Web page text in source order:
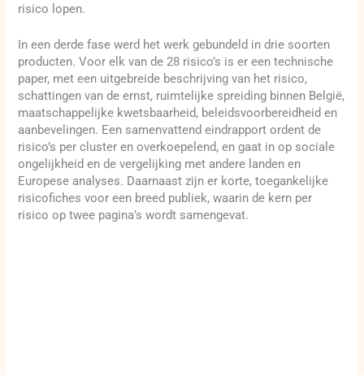
risico lopen.
In een derde fase werd het werk gebundeld in drie soorten
producten. Voor elk van de 28 risico’s is er een technische
paper, met een uitgebreide beschrijving van het risico,
schattingen van de ernst, ruimtelijke spreiding binnen België,
maatschappelijke kwetsbaarheid, beleidsvoorbereidheid en
aanbevelingen. Een samenvattend eindrapport ordent de
risico’s per cluster en overkoepelend, en gaat in op sociale
ongelijkheid en de vergelijking met andere landen en
Europese analyses. Daarnaast zijn er korte, toegankelijke
risicofiches voor een breed publiek, waarin de kern per
risico op twee pagina’s wordt samengevat.